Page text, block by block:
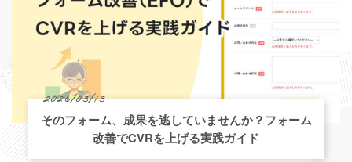
2026/03/13
そのフォーム、成果を逃していませんか？フォーム
改善でCVRを上げる実践ガイド